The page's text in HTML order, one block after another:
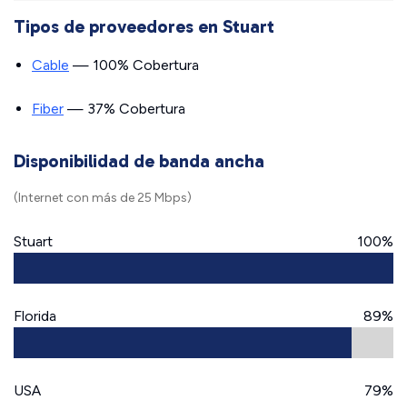
Tipos de proveedores en Stuart
Cable — 100% Cobertura
Fiber — 37% Cobertura
Disponibilidad de banda ancha
(Internet con más de 25 Mbps)
Stuart 100%
Florida 89%
USA 79%